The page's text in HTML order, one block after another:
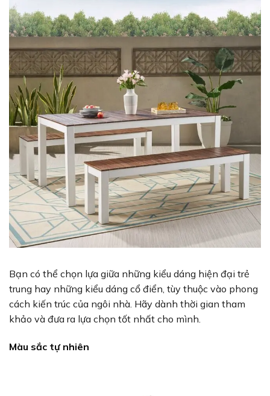
Bạn có thể chọn lựa giữa những kiểu dáng hiện đại trẻ
trung hay những kiểu dáng cổ điển, tùy thuộc vào phong
cách kiến trúc của ngôi nhà. Hãy dành thời gian tham
khảo và đưa ra lựa chọn tốt nhất cho mình.
Màu sắc tự nhiên